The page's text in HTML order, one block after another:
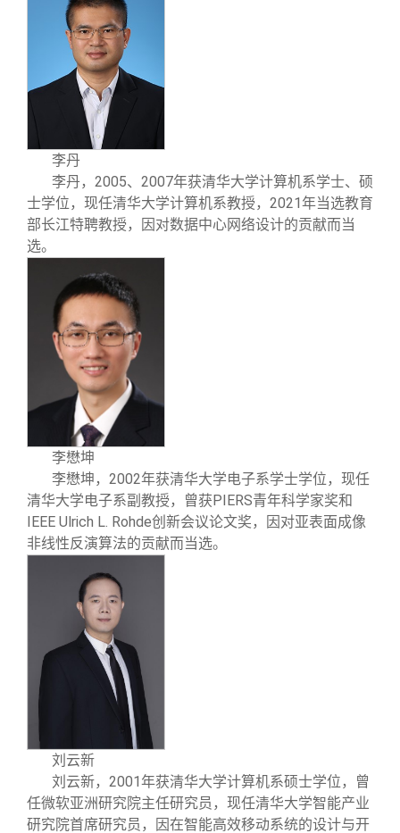
李丹
李丹， 2005、 2007年获清华大学计算机系学士、硕
士学位，现任清华大学计算机系教授， 2021年当选教育
部长江特聘教授，因对数据中心网络设计的贡献而当
选。
李懋坤
李懋坤 ， 2002年获清华大学电子系学士学位，现任
清华大学电子系副教授，曾获 PIERS青年科学家奖和
IEEE Ulrich L. Rohde创新会议论文奖，因对亚表面成像
非线性反演算法的贡献而当选。
刘云新
刘云新， 2001年获清华大学计算机系硕士学位，曾
任微软亚洲研究院主任研究员，现任清华大学智能产业
研究院首席研究员，因在智能高效移动系统的设计与开